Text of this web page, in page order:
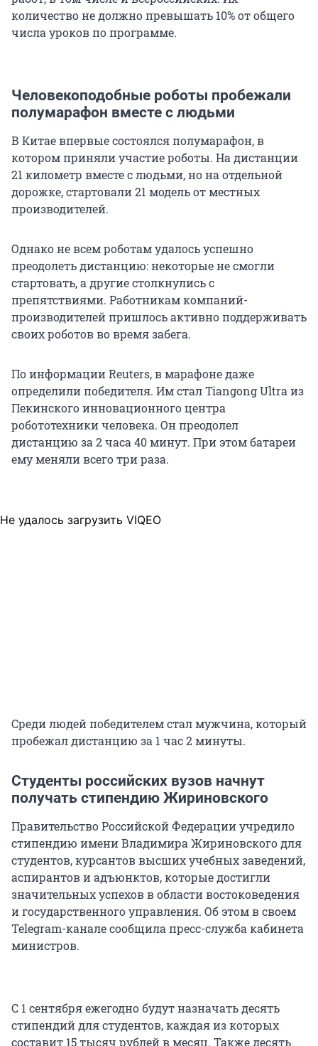
количество не должно превышать 10% от общего
числа уроков по программе.
Человекоподобные роботы пробежали
полумарафон вместе с людьми
В Китае впервые состоялся полумарафон, в
котором приняли участие роботы. На дистанции
21 километр вместе с людьми, но на отдельной
дорожке, стартовали 21 модель от местных
производителей.
Однако не всем роботам удалось успешно
преодолеть дистанцию: некоторые не смогли
стартовать, а другие столкнулись с
препятствиями. Работникам компаний-
производителей пришлось активно поддерживать
своих роботов во время забега.
По информации Reuters, в марафоне даже
определили победителя. Им стал Tiangong Ultra из
Пекинского инновационного центра
робототехники человека. Он преодолел
дистанцию за 2 часа 40 минут. При этом батареи
ему меняли всего три раза.
Не удалось загрузить VIQEO
Среди людей победителем стал мужчина, который
пробежал дистанцию за 1 час 2 минуты.
Студенты российских вузов начнут
получать стипендию Жириновского
Правительство Российской Федерации учредило
стипендию имени Владимира Жириновского для
студентов, курсантов высших учебных заведений,
аспирантов и адъюнктов, которые достигли
значительных успехов в области востоковедения
и государственного управления. Об этом в своем
Telegram-канале сообщила пресс-служба кабинета
министров.
С 1 сентября ежегодно будут назначать десять
стипендий для студентов, каждая из которых
составит 15 тысяч рублей в месяц. Также десять